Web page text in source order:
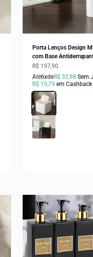
Porta Lenços Design
com Base
Preço promocional
R$ 197,90
Até6xdeR$ 32,98 Sem
R$ 19,79 em Cashback
Cor
Branco
Preto